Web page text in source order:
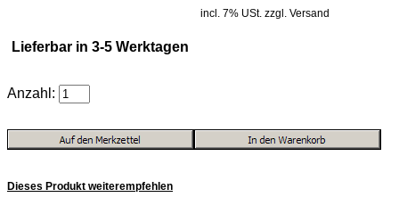
incl. 7% USt. zzgl. Versand
Lieferbar in 3-5 Werktagen
Anzahl:
Dieses Produkt weiterempfehlen